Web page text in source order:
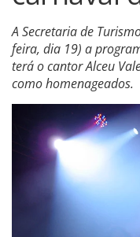
A Secretaria de
feira, dia 19) a
terá o cantor Alceu
como homenageados.